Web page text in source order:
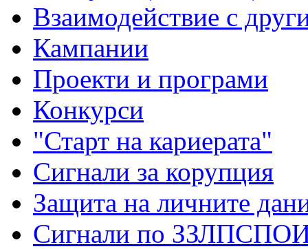
Взаимодействие с
Кампании
Проекти и програми
Конкурси
"Старт на кариерата"
Сигнали за корупция
Защита на личните
Сигнали по